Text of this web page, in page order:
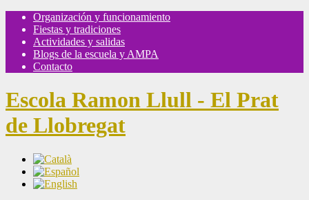
Organización y funcionamiento
Fiestas y tradiciones
Actividades y salidas
Blogs de la escuela y AMPA
Contacto
Escola Ramon Llull - El Prat
de Llobregat